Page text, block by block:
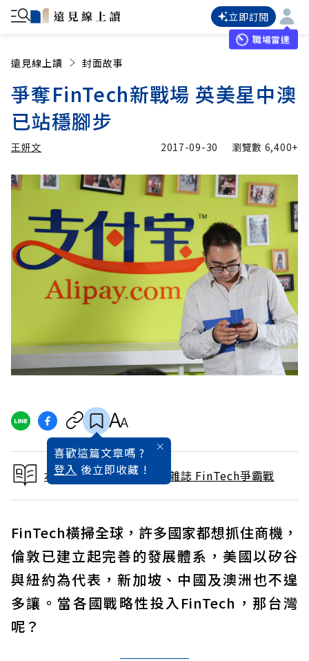
立即訂閱
職場雷達
遠見線上讀 封面故事
爭奪FinTech新戰場 英美星中澳
已站穩腳步
王妍文
王妍文 加入追蹤
2017-09-30 瀏覽數 6,400+
喜歡這篇文章嗎 ?
登入 後立即收藏 !
本文出自 2017 / 10月號雜誌 FinTech爭霸戰
FinTech橫掃全球，許多國家都想抓住商機，
倫敦已建立起完善的發展體系，美國以矽谷
與紐約為代表，新加坡、中國及澳洲也不遑
多讓。當各國戰略性投入FinTech，那台灣
呢？